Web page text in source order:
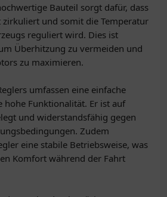
Bauteil sorgt dafür, dass
und somit die Temperatur
reguliert wird. Dies ist
Überhitzung zu vermeiden und
zu maximieren.
umfassen eine einfache
hohe Funktionalität. Er ist auf
und widerstandsfähig gegen
Zudem
eine stabile Betriebsweise, was
Komfort während der Fahrt